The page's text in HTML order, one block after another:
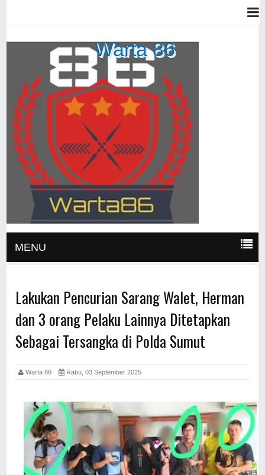
Warta 86
MENU
Lakukan Pencurian Sarang Walet, Herman
dan 3 orang Pelaku Lainnya Ditetapkan
Sebagai Tersangka di Polda Sumut
Warta 86 Rabu, 03 September 2025